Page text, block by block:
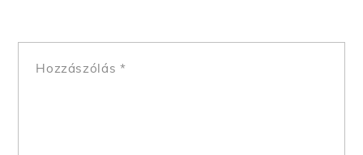
Hozzászólás *